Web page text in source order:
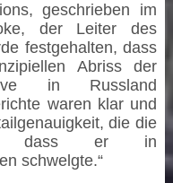
geschrieben im
der Leiter des
festgehalten, dass
Abriss der
in Russland
waren klar und
die die
dass er in
schwelgte.“